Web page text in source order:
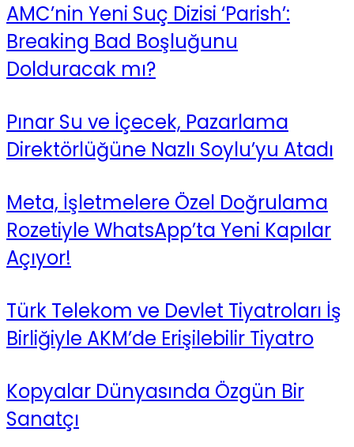
AMC’nin Yeni Suç Dizisi ‘Parish’:
Breaking Bad Boşluğunu
Dolduracak mı?
Pınar Su ve İçecek, Pazarlama
Direktörlüğüne Nazlı Soylu’yu Atadı
Meta, İşletmelere Özel Doğrulama
Rozetiyle WhatsApp’ta Yeni Kapılar
Açıyor!
Türk Telekom ve Devlet Tiyatroları İş
Birliğiyle AKM’de Erişilebilir Tiyatro
Kopyalar Dünyasında Özgün Bir
Sanatçı